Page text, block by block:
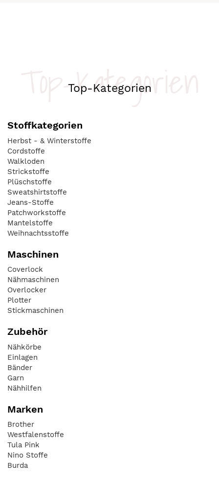
Top-Kategorien
Top-Kategorien
Stoffkategorien
Herbst - & Winterstoffe
Cordstoffe
Walkloden
Strickstoffe
Plüschstoffe
Sweatshirtstoffe
Jeans-Stoffe
Patchworkstoffe
Mantelstoffe
Weihnachtsstoffe
Maschinen
Coverlock
Nähmaschinen
Overlocker
Plotter
Stickmaschinen
Zubehör
Nähkörbe
Einlagen
Bänder
Garn
Nähhilfen
Marken
Brother
Westfalenstoffe
Tula Pink
Nino Stoffe
Burda